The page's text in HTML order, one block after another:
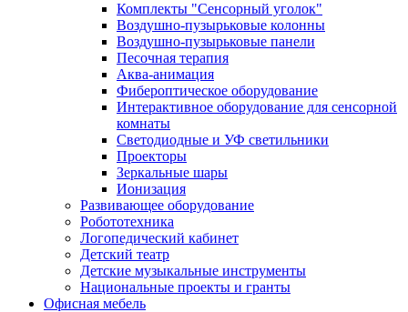
Комплекты "Сенсорный уголок"
Воздушно-пузырьковые колонны
Воздушно-пузырьковые панели
Песочная терапия
Аква-анимация
Фибероптическое оборудование
Интерактивное оборудование для сенсорной
комнаты
Светодиодные и УФ светильники
Проекторы
Зеркальные шары
Ионизация
Развивающее оборудование
Робототехника
Логопедический кабинет
Детский театр
Детские музыкальные инструменты
Национальные проекты и гранты
Офисная мебель